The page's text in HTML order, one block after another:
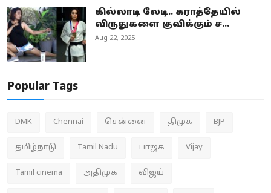
கில்லாடி லேடி.. கராத்தேயில்
விருதுகளை குவிக்கும் ச...
Aug 22, 2025
Popular Tags
DMK Chennai சென்னை திமுக BJP
தமிழ்நாடு Tamil Nadu பாஜக Vijay
Tamil cinema அதிமுக விஜய்